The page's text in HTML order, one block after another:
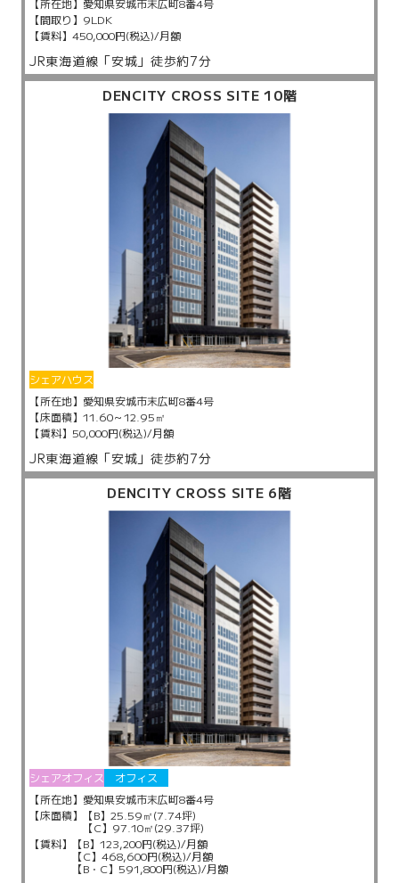
【間取り】 9LDK
【賃料】 450,000円(税込)/月額
JR東海道線「安城」徒歩約7分
DENCITY CROSS SITE 10階
シェアハウス
【所在地】 愛知県安城市末広町8番4号
【床面積】 11.60～12.95㎡
【賃料】 50,000円(税込)/月額
JR東海道線「安城」徒歩約7分
DENCITY CROSS SITE 6階
シェアオフィス
オフィス
【所在地】 愛知県安城市末広町8番4号
【床面積】
【B】25.59㎡(7.74坪)
【C】97.10㎡(29.37坪)
【賃料】
【B】123,200円(税込)/月額
【C】468,600円(税込)/月額
【B・C】591,800円(税込)/月額